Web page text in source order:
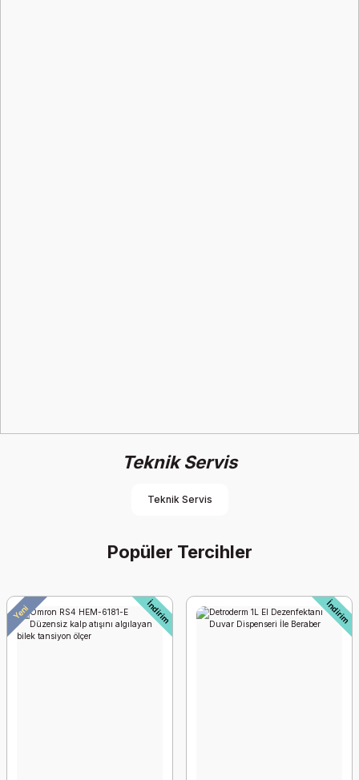
Medi Footsupport Comfort Pia Tabanlık
İndirim
Teknik Servis
Teknik Servis
Popüler Tercihler
Yeni İndirim İndirim